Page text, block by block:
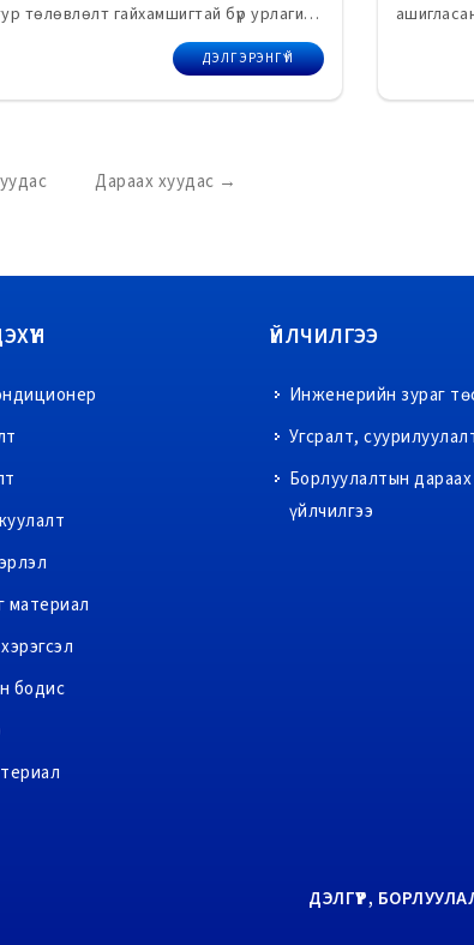
төлөвлөлт гайхамшигтай бүр урлагийн
ДЭЛГЭРЭНГҮЙ
мэнд,
байх нь
Дарааххуудас →
материал
бодис
ҮЙЛЧИЛГЭЭ
Инженерийн зураг
Угсралт,
Борлуулалтын дараах
үйлчилгээ
ДЭЛГҮҮР,